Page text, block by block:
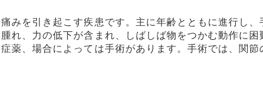
みを引き起こす疾患です。主に年齢とともに進行し、
れ、力の低下が含まれ、しばしば物をつかむ動作に
薬、場合によっては手術があります。手術では、関